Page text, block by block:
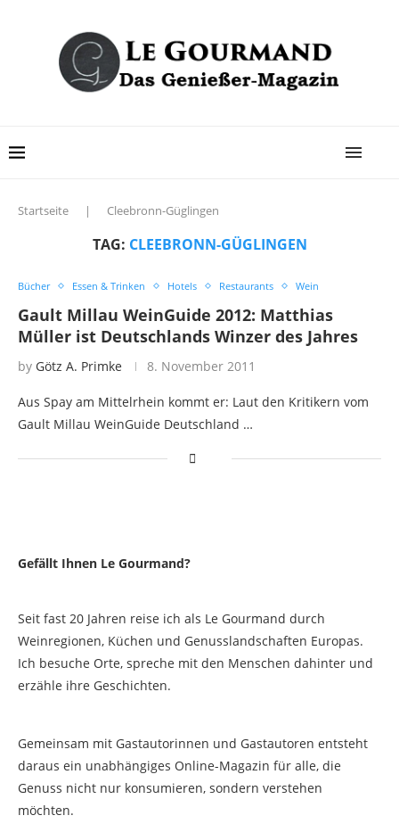
Startseite | Cleebronn-Güglingen
TAG: CLEEBRONN-GÜGLINGEN
Bücher Essen & Trinken Hotels Restaurants Wein
Gault Millau WeinGuide 2012: Matthias
Müller ist Deutschlands Winzer des Jahres
by Götz A. Primke 8. November 2011
Aus Spay am Mittelrhein kommt er: Laut den Kritikern vom
Gault Millau WeinGuide Deutschland …
Gefällt Ihnen Le Gourmand?
Seit fast 20 Jahren reise ich als Le Gourmand durch
Weinregionen, Küchen und Genusslandschaften Europas.
Ich besuche Orte, spreche mit den Menschen dahinter und
erzähle ihre Geschichten.
Gemeinsam mit Gastautorinnen und Gastautoren entsteht
daraus ein unabhängiges Online-Magazin für alle, die
Genuss nicht nur konsumieren, sondern verstehen
möchten.